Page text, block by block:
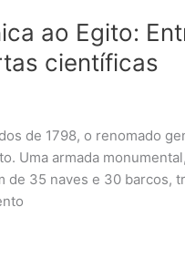
ao Egito:
científicas
de 1798, o renomado
Uma armada
de 35 naves e 30 barcos,